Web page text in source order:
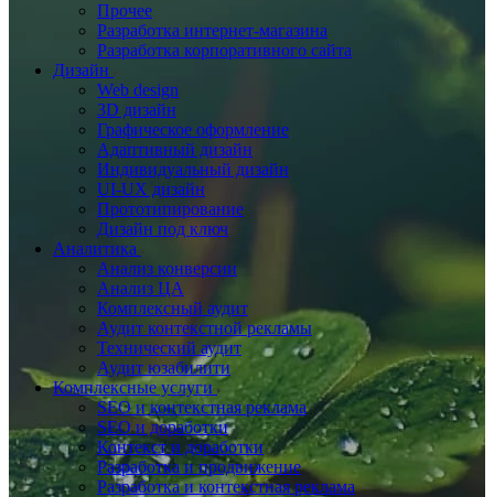
Прочее
Разработка интернет-магазина
Разработка корпоративного сайта
Дизайн
Web design
3D дизайн
Графическое оформление
Адаптивный дизайн
Индивидуальный дизайн
UI‑UX дизайн
Прототипирование
Дизайн под ключ
Аналитика
Анализ конверсии
Анализ ЦА
Комплексный аудит
Аудит контекстной рекламы
Технический аудит
Аудит юзабилити
Комплексные услуги
SEO и контекстная реклама
SEO и доработки
Контекст и доработки
Разработка и продвижение
Разработка и контекстная реклама